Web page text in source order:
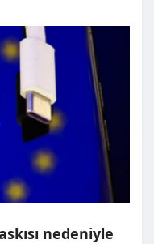
nedeniyle